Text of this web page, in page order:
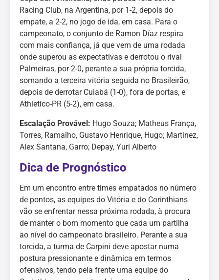
Racing Club, na Argentina, por 1-2, depois do
empate, a 2-2, no jogo de ida, em casa. Para o
campeonato, o conjunto de Ramon Díaz respira
com mais confiança, já que vem de uma rodada
onde superou as expectativas e derrotou o rival
Palmeiras, por 2-0, perante a sua própria torcida,
somando a terceira vitória seguida no Brasileirão,
depois de derrotar Cuiabá (1-0), fora de portas, e
Athletico-PR (5-2), em casa.
Escalação Provável: Hugo Souza; Matheus França,
Torres, Ramalho, Gustavo Henrique, Hugo; Martinez,
Alex Santana, Garro; Depay, Yuri Alberto
Dica de Prognóstico
Em um encontro entre times empatados no número
de pontos, as equipes do Vitória e do Corinthians
vão se enfrentar nessa próxima rodada, à procura
de manter o bom momento que cada um partilha
ao nível do campeonato brasileiro. Perante a sua
torcida, a turma de Carpini deve apostar numa
postura pressionante e dinâmica em termos
ofensivos, tendo pela frente uma equipe do